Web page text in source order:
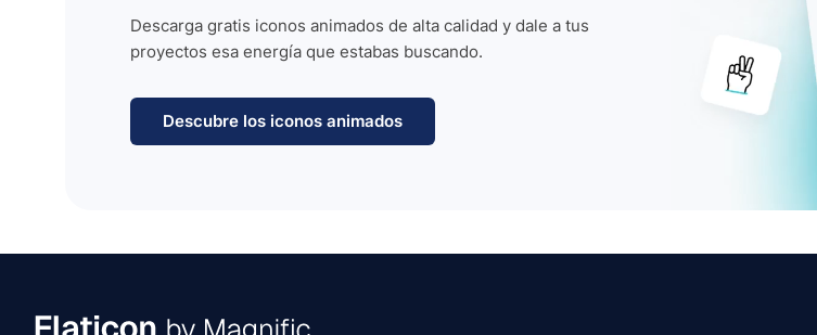
Descarga gratis iconos animados de alta calidad y dale a tus
proyectos esa energía que estabas buscando.
Descubre los iconos animados